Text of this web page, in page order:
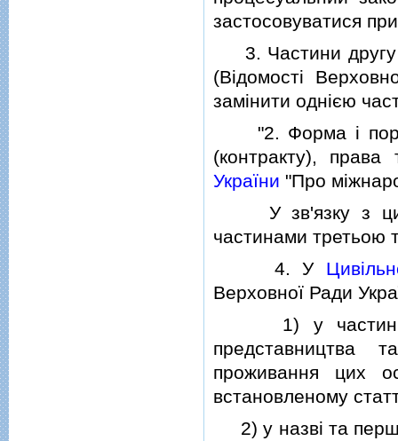
застосовуватися
3. Частини
(Вiдомостi
замiнити однiєю
"2. Форма i
(контракту),
України "Про
У зв'язку з цим
частинами третьою
4. У
Верховної Ради
1) у частинi
представництва
проживання цих
встановленому
2) у назвi та